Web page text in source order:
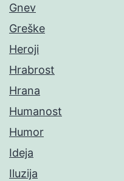
Gnev
Greške
Heroji
Hrabrost
Hrana
Humanost
Humor
Ideja
Iluzija